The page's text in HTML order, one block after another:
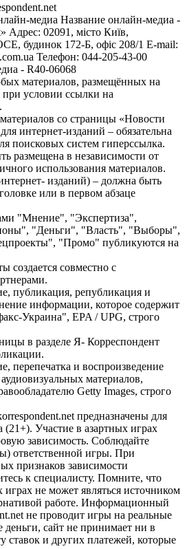
медиа Название онлайн-медиа -
Адрес: 02091, місто Київ,
будинок 172-Б, офіс 208/1 E-mail:
Телефон: 044-205-43-00
- R40-06068
материалов, размещённых на
при условии ссылки на
со страницы «Новости
интернет-изданий – обязательна
поисковых систем гиперссылка.
размещена в независимости от
использования материалов.
изданий) – должна быть
или в первом абзаце
"Мнение", "Экспертиза",
"Деньги", "Власть", "Выборы",
"Промо" публикуются на
создается совместно с
публикация, републикация и
информации, которое содержит
Украина", EPA / UPG, строго
в разделе Я- Корреспондент
перепечатка и воспроизведение
материалов,
Getty Images, строго
предназначены для
(21+). Участие в азартных играх
зависимость. Соблюдайте
ответственной игры. При
признаков зависимости
к специалисту. Помните, что
играх не может являться источником
работе. Информационный
не проводит игры на реальные
деньги, сайт не принимает ни в
ставок и других платежей, которые